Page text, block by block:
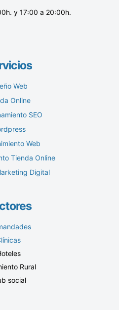
y 17:00 a 20:00h.
Web
Online
SEO
Web
Tienda Online
Digital
Rural
social